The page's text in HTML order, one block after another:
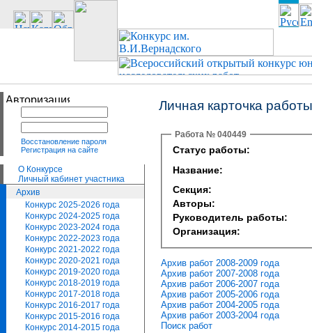
Восстановление пароля
Регистрация на сайте
О Конкурсе
Личный кабинет участника
Архив
Конкурс 2025-2026 года
Конкурс 2024-2025 года
Конкурс 2023-2024 года
Конкурс 2022-2023 года
Конкурс 2021-2022 года
Конкурс 2020-2021 года
Конкурс 2019-2020 года
Конкурс 2018-2019 года
Конкурс 2017-2018 года
Конкурс 2016-2017 года
Конкурс 2015-2016 года
Конкурс 2014-2015 года
Личная карточка работы
Работа № 040449
Статус работы:
Название:
Секция:
Авторы:
Руководитель работы:
Организация:
Архив работ 2008-2009 года
Архив работ 2007-2008 года
Архив работ 2006-2007 года
Архив работ 2005-2006 года
Архив работ 2004-2005 года
Архив работ 2003-2004 года
Поиск работ